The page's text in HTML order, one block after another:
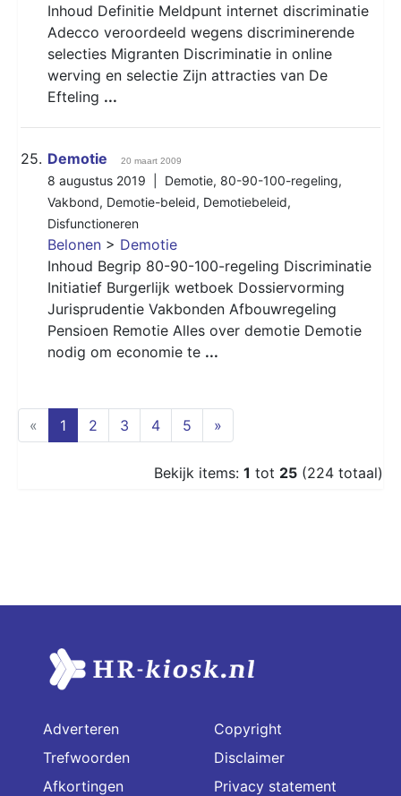
Inhoud Definitie Meldpunt internet discriminatie
Adecco veroordeeld wegens discriminerende
selecties Migranten Discriminatie in online
werving en selectie Zijn attracties van De
Efteling ...
25. Demotie 20 maart 2009
8 augustus 2019 | Demotie, 80-90-100-regeling,
Vakbond, Demotie-beleid, Demotiebeleid,
Disfunctioneren
Belonen > Demotie
Inhoud Begrip 80-90-100-regeling Discriminatie
Initiatief Burgerlijk wetboek Dossiervorming
Jurisprudentie Vakbonden Afbouwregeling
Pensioen Remotie Alles over demotie Demotie
nodig om economie te ...
« 1 (current)
2 3 4 5 »
Bekijk items: 1 tot 25 (224 totaal)
Adverteren
Trefwoorden
Afkortingen
Copyright
Disclaimer
Privacy statement